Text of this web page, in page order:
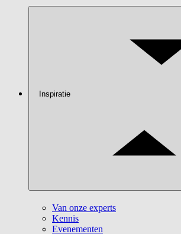
Inspiratie
Van onze experts
Kennis
Evenementen